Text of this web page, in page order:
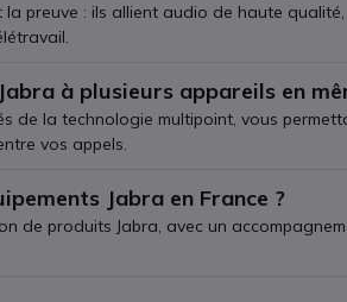
la preuve : ils allient audio de haute
à plusieurs appareils en
de la technologie multipoint, vous
vos appels.
Jabra en France ?
de produits Jabra, avec un